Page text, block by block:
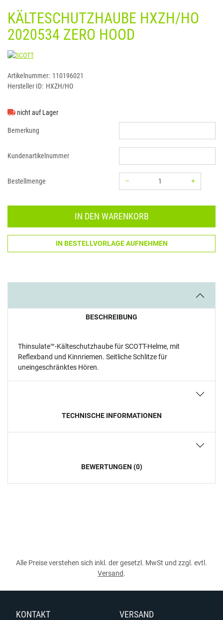
KÄLTESCHUTZHAUBE HXZH/HO
2020534 ZERO HOOD
SCOTT
Artikelnummer: 110196021
Hersteller ID: HXZH/HO
nicht auf Lager
Bemerkung
Kundenartikelnummer
Bestellmenge –
+
IN DEN WARENKORB
IN BESTELLVORLAGE AUFNEHMEN
BESCHREIBUNG
Thinsulate™-Kälteschutzhaube für SCOTT-Helme, mit
Reflexband und Kinnriemen. Seitliche Schlitze für
uneingeschränktes Hören.
TECHNISCHE INFORMATIONEN
BEWERTUNGEN (0)
Alle Preise verstehen sich inkl. der gesetzl. MwSt und zzgl. evtl.
Versand.
KONTAKT VERSAND